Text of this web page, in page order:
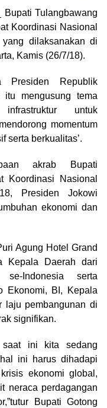
Bupati Tulangbawang
Koordinasi Nasional
dilaksanakan di
Kamis (26/7/18).
Presiden Republik
itu mengusung tema
infrastruktur untuk
momentum
serta berkualitas’.
akrab Bupati
Koordinasi Nasional
Presiden Jokowi
ekonomi dan
Agung Hotel Grand
Kepala Daerah dari
Indonesia serta
Ekonomi, BI, Kepala
laju pembangunan di
signifikan.
saat ini kita sedang
ini harus dihadapi
ekonomi global,
neraca perdagangan
Bupati Gotong